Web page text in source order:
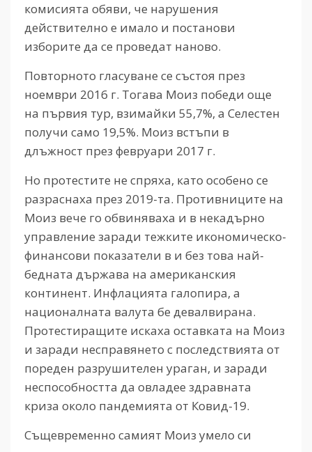
комисията обяви, че нарушения
действително е имало и постанови
изборите да се проведат наново.
Повторното гласуване се състоя през
ноември 2016 г. Тогава Моиз победи още
на първия тур, взимайки 55,7%, а Селестен
получи само 19,5%. Моиз встъпи в
длъжност през февруари 2017 г.
Но протестите не спряха, като особено се
разраснаха през 2019-та. Противниците на
Моиз вече го обвиняваха и в некадърно
управление заради тежките икономическо-
финансови показатели в и без това най-
бедната държава на американския
континент. Инфлацията галопира, а
националната валута бе девалвирана.
Протестиращите искаха оставката на Моиз
и заради несправянето с последствията от
пореден разрушителен ураган, и заради
неспособността да овладее здравната
криза около пандемията от Ковид-19.
Същевременно самият Моиз умело си